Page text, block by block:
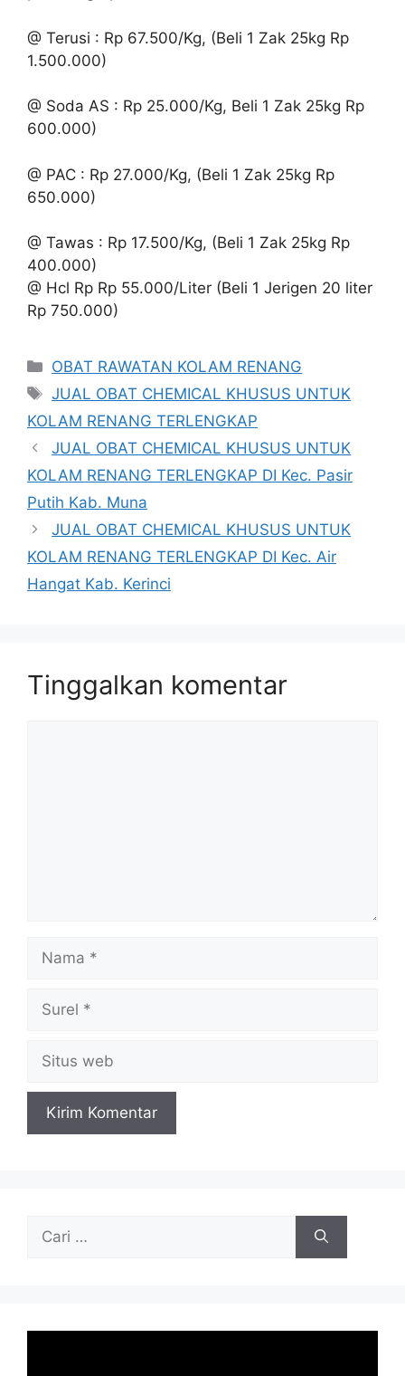
@ Terusi : Rp 67.500/Kg, (Beli 1 Zak 25kg Rp
1.500.000)
@ Soda AS : Rp 25.000/Kg, Beli 1 Zak 25kg Rp
600.000)
@ PAC : Rp 27.000/Kg, (Beli 1 Zak 25kg Rp
650.000)
@ Tawas : Rp 17.500/Kg, (Beli 1 Zak 25kg Rp
400.000)
@ Hcl Rp Rp 55.000/Liter (Beli 1 Jerigen 20 liter
Rp 750.000)
Kategori
OBAT RAWATAN KOLAM RENANG
Tag
JUAL OBAT CHEMICAL KHUSUS UNTUK
KOLAM RENANG TERLENGKAP
JUAL OBAT CHEMICAL KHUSUS UNTUK
KOLAM RENANG TERLENGKAP DI Kec. Pasir
Putih Kab. Muna
JUAL OBAT CHEMICAL KHUSUS UNTUK
KOLAM RENANG TERLENGKAP DI Kec. Air
Hangat Kab. Kerinci
Tinggalkan komentar
Nama
Surel
Situs
web
Cari